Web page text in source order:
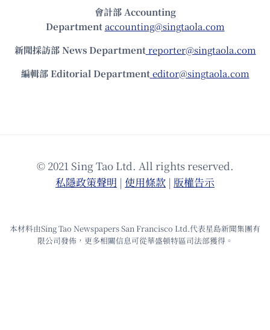
會計部 Accounting
Department accounting@singtaola.com
新聞採訪部 News Department reporter@singtaola.com
編輯部 Editorial Department editor@singtaola.com
© 2021 Sing Tao Ltd. All rights reserved.
私隱政策聲明 | 使⽤條款 | 版權告⽰
本材料由Sing Tao Newspapers San Francisco Ltd.代表星島新聞集團有
限公司發佈，更多相關信息可從華盛頓特區司法部獲得。